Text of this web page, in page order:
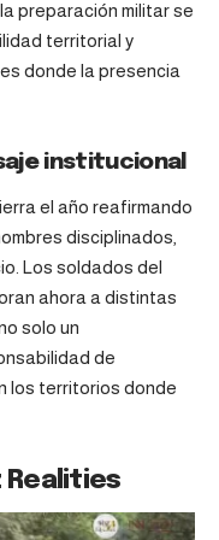
preparación militar se
territorial y
donde la presencia
institucional
el año reafirmando
disciplinados,
Los soldados del
ahora a distintas
solo un
de
los territorios donde
Realities